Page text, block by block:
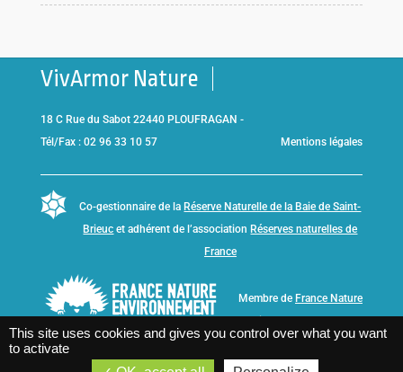
VivArmor Nature
18 C Rue du Sabot 22440 PLOUFRAGAN -
Tél/Fax : 02 96 33 10 57
Mentions légales
Co-gestionnaire de la Réserve Naturelle de la Baie de Saint-
Brieuc et adhérent de l’association Réserves naturelles de
France
Membre de France Nature
This site uses cookies and gives you control over what you want
to activate